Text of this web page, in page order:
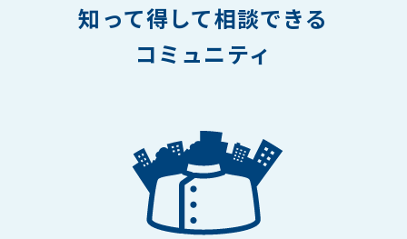
知って得して相談できる
コミュニティ